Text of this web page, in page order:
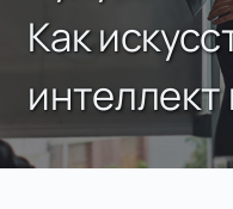
Как
интеллект